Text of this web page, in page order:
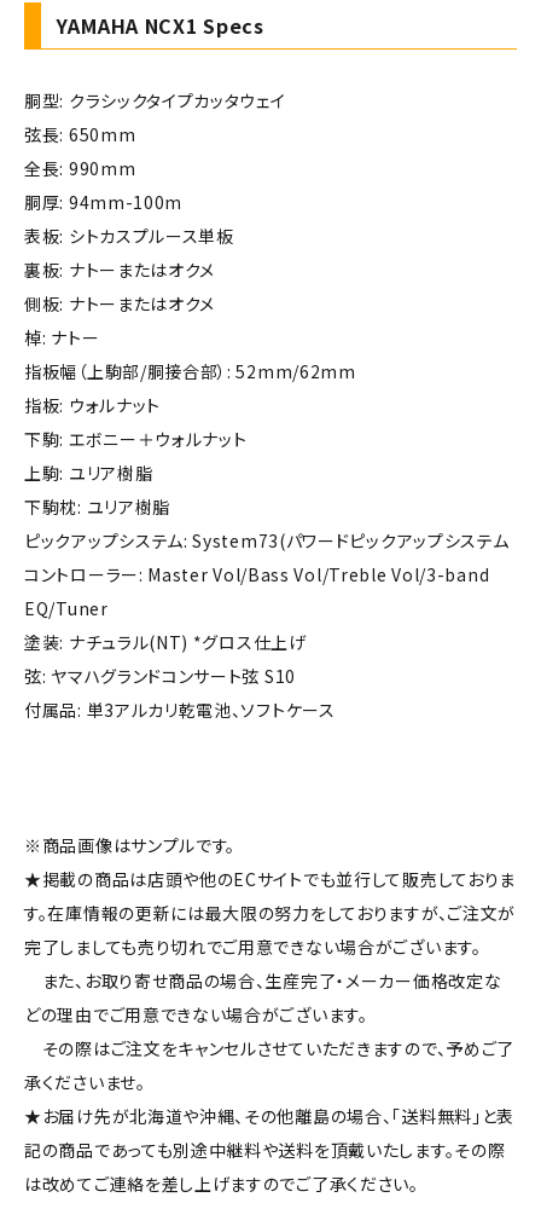
YAMAHA NCX1 Specs
胴型: クラシックタイプカッタウェイ
弦長: 650mm
全長: 990mm
胴厚: 94mm-100m
表板: シトカスプルース単板
裏板: ナトーまたはオクメ
側板: ナトーまたはオクメ
棹: ナトー
指板幅（上駒部/胴接合部）: 52mm/62mm
指板: ウォルナット
下駒: エボニー＋ウォルナット
上駒: ユリア樹脂
下駒枕: ユリア樹脂
ピックアップシステム: System73(パワードピックアップシステム
コントローラー: Master Vol/Bass Vol/Treble Vol/3-band
EQ/Tuner
塗装: ナチュラル(NT) *グロス仕上げ
弦: ヤマハグランドコンサート弦 S10
付属品: 単3アルカリ乾電池、ソフトケース
※商品画像はサンプルです。
★掲載の商品は店頭や他のECサイトでも並行して販売しておりま
す。在庫情報の更新には最大限の努力をしておりますが、ご注文が
完了しましても売り切れでご用意できない場合がございます。
また、お取り寄せ商品の場合、生産完了・メーカー価格改定な
どの理由でご用意できない場合がございます。
その際はご注文をキャンセルさせていただきますので、予めご了
承くださいませ。
★お届け先が北海道や沖縄、その他離島の場合、「送料無料」と表
記の商品であっても別途中継料や送料を頂戴いたします。その際
は改めてご連絡を差し上げますのでご了承ください。